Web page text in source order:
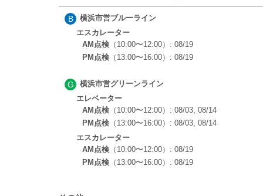
B
横浜市営ブルーライン
エスカレーター
AM点検 （10:00〜12:00）: 08/19
PM点検 （13:00〜16:00）: 08/19
G
横浜市営グリーンライン
エレベーター
AM点検 （10:00〜12:00）: 08/03, 08/14
PM点検 （13:00〜16:00）: 08/03, 08/14
エスカレーター
AM点検 （10:00〜12:00）: 08/19
PM点検 （13:00〜16:00）: 08/19